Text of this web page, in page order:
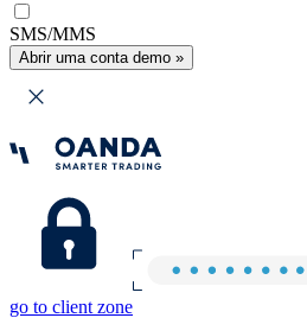
SMS/MMS
Abrir uma conta demo »
go to client zone